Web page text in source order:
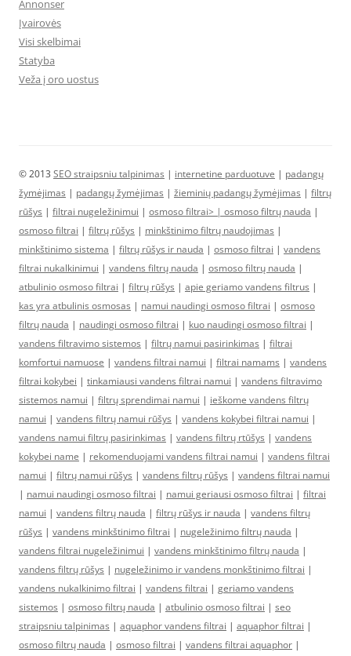
Annonser
Įvairovės
Visi skelbimai
Statyba
Veža į oro uostus
© 2013 SEO straipsniu talpinimas | internetine parduotuve | padangų
žymėjimas | padangų žymėjimas | žieminių padangų žymėjimas | filtrų
rūšys | filtrai nugeležinimui | osmoso filtrai> | osmoso filtrų nauda |
osmoso filtrai | filtrų rūšys | minkštinimo filtrų naudojimas |
minkštinimo sistema | filtrų rūšys ir nauda | osmoso filtrai | vandens
filtrai nukalkinimui | vandens filtrų nauda | osmoso filtrų nauda |
atbulinio osmoso filtrai | filtrų rūšys | apie geriamo vandens filtrus |
kas yra atbulinis osmosas | namui naudingi osmoso filtrai | osmoso
filtrų nauda | naudingi osmoso filtrai | kuo naudingi osmoso filtrai |
vandens filtravimo sistemos | filtrų namui pasirinkimas | filtrai
komfortui namuose | vandens filtrai namui | filtrai namams | vandens
filtrai kokybei | tinkamiausi vandens filtrai namui | vandens filtravimo
sistemos namui | filtrų sprendimai namui | ieškome vandens filtrų
namui | vandens filtrų namui rūšys | vandens kokybei filtrai namui |
vandens namui filtrų pasirinkimas | vandens filtrų rtūšys | vandens
kokybei name | rekomenduojami vandens filtrai namui | vandens filtrai
namui | filtrų namui rūšys | vandens filtrų rūšys | vandens filtrai namui
| namui naudingi osmoso filtrai | namui geriausi osmoso filtrai | filtrai
namui | vandens filtrų nauda | filtrų rūšys ir nauda | vandens filtrų
rūšys | vandens minkštinimo filtrai | nugeležinimo filtrų nauda |
vandens filtrai nugeležinimui | vandens minkštinimo filtrų nauda |
vandens filtrų rūšys | nugeležinimo ir vandens monkštinimo filtrai |
vandens nukalkinimo filtrai | vandens filtrai | geriamo vandens
sistemos | osmoso filtrų nauda | atbulinio osmoso filtrai | seo
straipsniu talpinimas | aquaphor vandens filtrai | aquaphor filtrai |
osmoso filtrų nauda | osmoso filtrai | vandens filtrai aquaphor |